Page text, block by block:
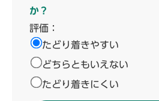
か？
評価：
たどり着きやすい
どちらともいえない
たどり着きにくい